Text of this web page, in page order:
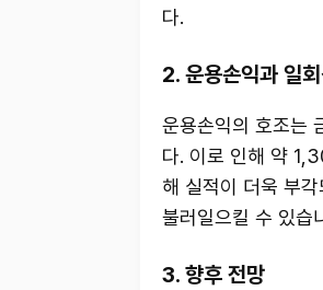
다.
2. 운용손익과 일
운용손익의 호조는
다. 이로 인해 약
해 실적이 더욱 부
불러일으킬 수 있습
3. 향후 전망